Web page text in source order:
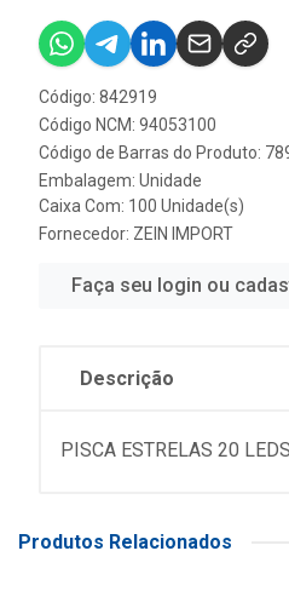
Código: 842919
Código NCM: 94053100
Código de Barras do Produto:
Embalagem: Unidade
Caixa Com: 100 Unidade(s)
Fornecedor: ZEIN IMPORT
Faça seu login ou
Descrição
PISCA ESTRELAS 20
Produtos Relacionados